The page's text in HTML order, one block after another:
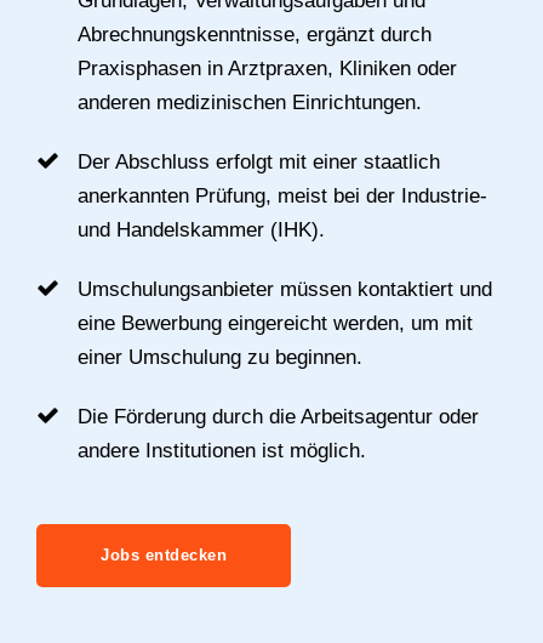
Abrechnungskenntnisse, ergänzt durch
Praxisphasen in Arztpraxen, Kliniken oder
anderen medizinischen Einrichtungen.
Der Abschluss erfolgt mit einer staatlich
anerkannten Prüfung, meist bei der Industrie-
und Handelskammer (IHK).
Umschulungsanbieter müssen kontaktiert und
eine Bewerbung eingereicht werden, um mit
einer Umschulung zu beginnen.
Die Förderung durch die Arbeitsagentur oder
andere Institutionen ist möglich.
Jobs entdecken